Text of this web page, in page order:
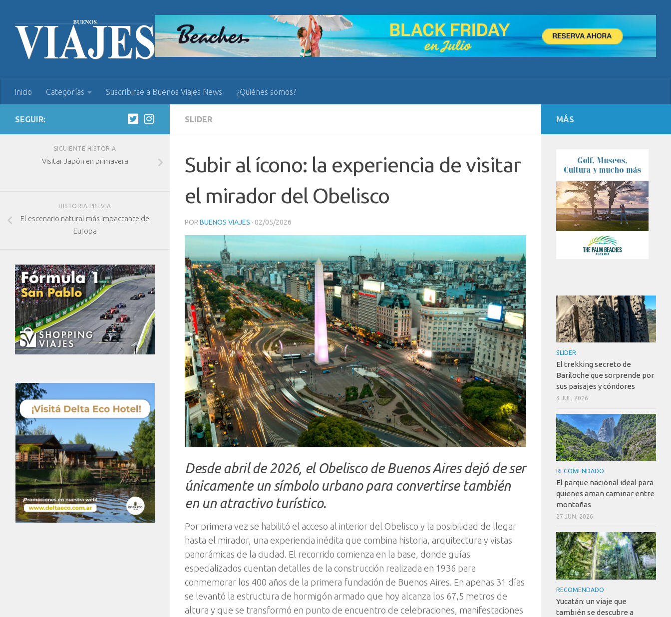
Inicio Categorías Suscribirse a Buenos Viajes News ¿Quiénes somos?
SLIDER
Subir al ícono: la experiencia de visitar
el mirador del Obelisco
POR BUENOS VIAJES · 02/05/2026
Desde abril de 2026, el Obelisco de Buenos Aires dejó de ser
únicamente un símbolo urbano para convertirse también
en un atractivo turístico.
Por primera vez se habilitó el acceso al interior del Obelisco y la posibilidad de llegar
hasta el mirador, una experiencia inédita que combina historia, arquitectura y vistas
panorámicas de la ciudad. El recorrido comienza en la base, donde guías
especializados cuentan detalles de la construcción realizada en 1936 para
conmemorar los 400 años de la primera fundación de Buenos Aires. En apenas 31 días
se levantó la estructura de hormigón armado que hoy alcanza los 67,5 metros de
altura y que se transformó en punto de encuentro de celebraciones, manifestaciones
SEGUIR:
SIGUIENTE HISTORIA
Visitar Japón en primavera
HISTORIA PREVIA
El escenario natural más impactante de
Europa
MÁS
SLIDER
El trekking secreto de
Bariloche que sorprende por
sus paisajes y cóndores
3 JUL, 2026
RECOMENDADO
El parque nacional ideal para
quienes aman caminar entre
montañas
27 JUN, 2026
RECOMENDADO
Yucatán: un viaje que
también se descubre a